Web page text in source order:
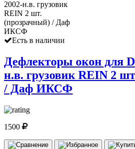
Есть в наличии
Дефлекторы окон для
н.в. грузовик REIN 2
/ Даф ИКСФ
1500